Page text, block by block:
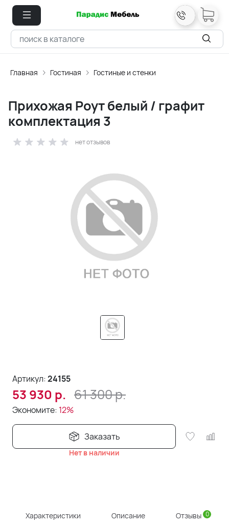
Главная Гостиная Гостиные и стенки
Прихожая Роут белый / графит
комплектация 3
нет отзывов
Артикул:24155
53 930 р. 61 300р.
Экономите: 12%
Заказать
Нет в наличии
Характеристики Описание Отзывы 0